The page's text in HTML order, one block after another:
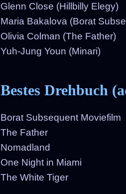
Glenn Close (Hillbilly Elegy)
Maria Bakalova (Borat
Olivia Colman (The Father)
Yuh-Jung Youn (Minari)
Bestes Drehbuch
Borat Subsequent Moviefilm
The Father
Nomadland
One Night in Miami
The White Tiger